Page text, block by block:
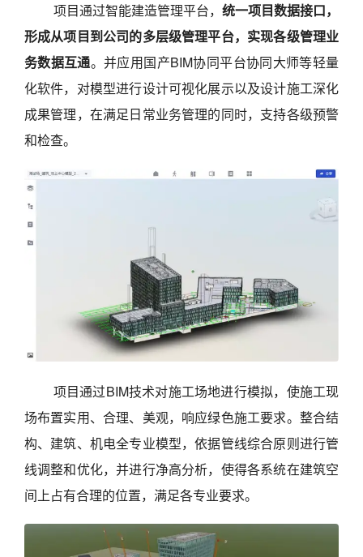
项目通过智能建造管理平台，统一项目数据接口，
形成从项目到公司的多层级管理平台，实现各级管理业
务数据互通。并应用国产BIM协同平台协同大师等轻量
化软件，对模型进行设计可视化展示以及设计施工深化
成果管理，在满足日常业务管理的同时，支持各级预警
和检查。
项目通过BIM技术对施工场地进行模拟，使施工现
场布置实用、合理、美观，响应绿色施工要求。整合结
构、建筑、机电全专业模型，依据管线综合原则进行管
线调整和优化，并进行净高分析，使得各系统在建筑空
间上占有合理的位置，满足各专业要求。